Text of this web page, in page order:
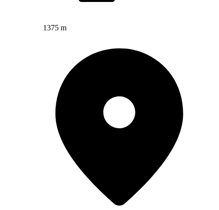
1375 m